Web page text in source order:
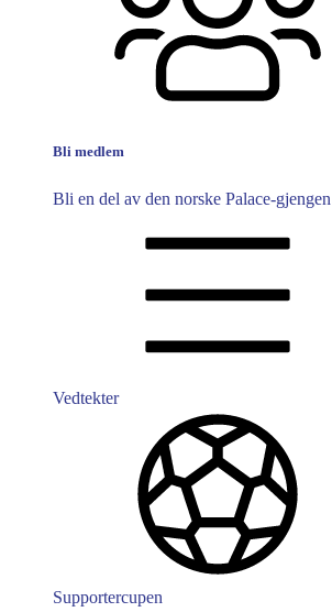
Bli medlem
Bli en del av den norske Palace-gjengen
Vedtekter
Supportercupen